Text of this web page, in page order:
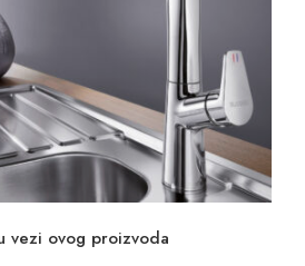
vezi ovog proizvoda